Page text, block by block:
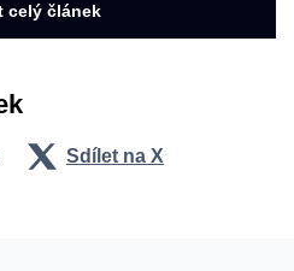
celý článek
Sdílet na X